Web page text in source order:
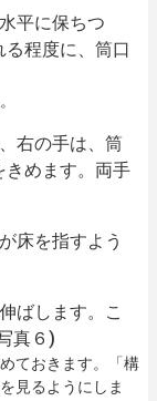
平に保ちつ
程度に、筒口
右の手は、筒
きめます。両手
床を指すよう
ばします。こ
真６)
ておきます。「構
見るようにしま